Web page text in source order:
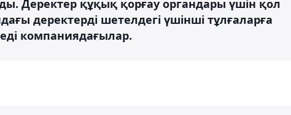
Деректер құқық қорғау органдары үшін қол
деректерді шетелдегі үшінші тұлғаларға
компаниядағылар.